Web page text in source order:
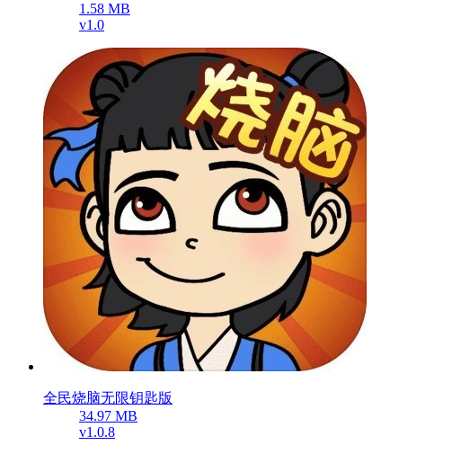
1.58 MB
v1.0
全民烧脑无限钥匙版
34.97 MB
v1.0.8